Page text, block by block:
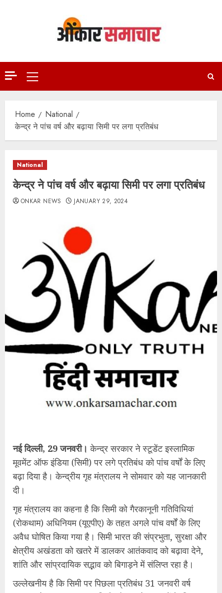
Primary
Menu
Home
National
केन्द्र ने पांच वर्ष और बढ़ाया सिमी पर लगा प्रतिबंध
National
केन्द्र ने पांच वर्ष और बढ़ाया सिमी पर लगा प्रतिबंध
ONKAR NEWS JANUARY 29, 2024
नई दिल्ली, 29 जनवरी। केन्द्र सरकार ने स्टूडेंट इस्लामिक
मूवमेंट ऑफ इंडिया (सिमी) पर लगे प्रतिबंध को पांच वर्षों के लिए
बढ़ा दिया है। केन्द्रीय गृह मंत्रालय ने सोमवार को यह जानकारी
दी।
गृह मंत्रालय का कहना है कि सिमी को गैरकानूनी गतिविधियां
(रोकथाम) अधिनियम (यूएपीए) के तहत अगले पांच वर्षों के लिए
अवैध घोषित किया गया है। सिमी भारत की संप्रभुता, सुरक्षा और
क्षेत्रीय अखंडता को खतरे में डालकर आतंकवाद को बढ़ावा देने,
शांति और सांप्रदायिक सद्भाव को बिगाड़ने में संलिप्त रहा है।
उल्लेखनीय है कि सिमी पर पिछला प्रतिबंध 31 जनवरी वर्ष